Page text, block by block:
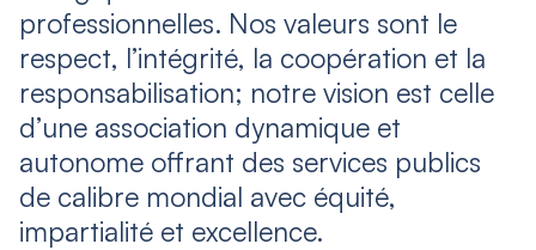
professionnelles. Nos valeurs sont le
respect, l’intégrité, la coopération et la
responsabilisation; notre vision est celle
d’une association dynamique et
autonome offrant des services publics
de calibre mondial avec équité,
impartialité et excellence.